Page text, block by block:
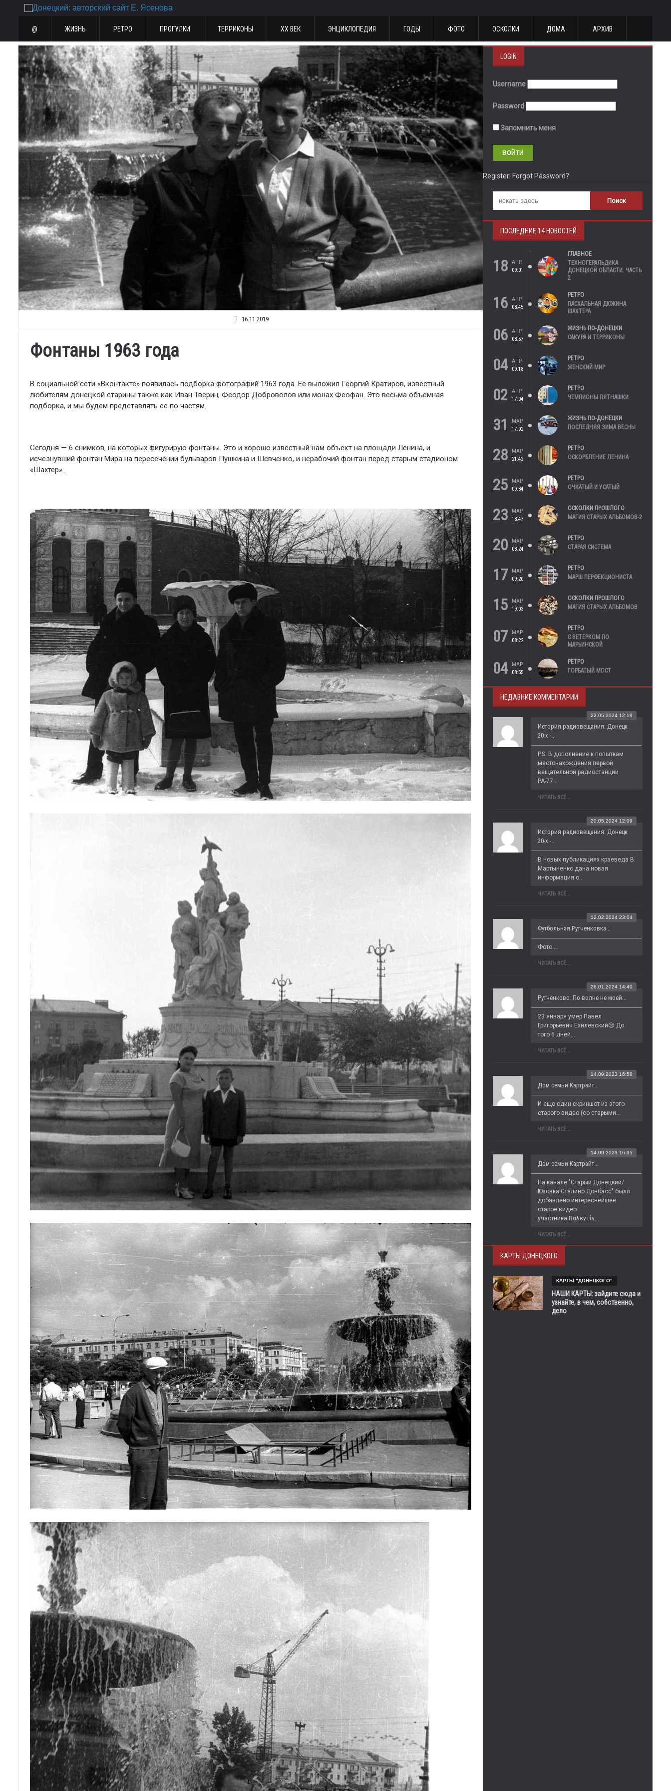
@ ЖИЗНЬ РЕТРО ПРОГУЛКИ ТЕРРИКОНЫ ХХ ВЕК ЭНЦИКЛОПЕДИЯ ГОДЫ ФОТО ОСКОЛКИ ДОМА АРХИВ
16.11.2019
Фонтаны 1963 года
В социальной сети «Вконтакте» появилась подборка фотографий 1963 года. Ее выложил Георгий Кратиров, известный
любителям донецкой старины также как Иван Тверин, Феодор Доброволов или монах Феофан. Это весьма объемная
подборка, и мы будем представлять ее по частям.
Сегодня — 6 снимков, на которых фигурирую фонтаны. Это и хорошо известный нам объект на площади Ленина, и
исчезнувший фонтан Мира на пересечении бульваров Пушкина и Шевченко, и нерабочий фонтан перед старым стадионом
«Шахтер»…
LOGIN
Username
Password
Запомнить меня
Register Forgot Password?
ПОСЛЕДНИЕ 14 НОВОСТЕЙ
18
АПР
09:01
ГЛАВНОЕ
ТЕХНОГЕРАЛЬДИКА
ДОНЕЦКОЙ ОБЛАСТИ. ЧАСТЬ
2
16
АПР
08:45
РЕТРО
ПАСХАЛЬНАЯ ДЮЖИНА
ШАХТЕРА
06
АПР
08:57
ЖИЗНЬ ПО-ДОНЕЦКИ
САКУРА И ТЕРРИКОНЫ
04
АПР
09:18
РЕТРО
ЖЕНСКИЙ МИР
02
АПР
17:04
РЕТРО
ЧЕМПИОНЫ ПЯТНАШКИ
31
МАР
17:02
ЖИЗНЬ ПО-ДОНЕЦКИ
ПОСЛЕДНЯЯ ЗИМА ВЕСНЫ
28
МАР
21:42
РЕТРО
ОСКОРБЛЕНИЕ ЛЕНИНА
25
МАР
09:34
РЕТРО
ОЧКАТЫЙ И УСАТЫЙ
23
МАР
18:47
ОСКОЛКИ ПРОШЛОГО
МАГИЯ СТАРЫХ АЛЬБОМОВ-2
20
МАР
08:24
РЕТРО
СТАРАЯ СИСТЕМА
17
МАР
09:20
РЕТРО
МАРШ ПЕРФЕКЦИОНИСТА
15
МАР
19:03
ОСКОЛКИ ПРОШЛОГО
МАГИЯ СТАРЫХ АЛЬБОМОВ
07
МАР
08:22
РЕТРО
С ВЕТЕРКОМ ПО
МАРЬИНСКОЙ
04
МАР
08:55
РЕТРО
ГОРБАТЫЙ МОСТ
НЕДАВНИЕ КОММЕНТАРИИ
История радиовещания: Донецк
20-х -...
22.05.2024 12:19
P.S. В дополнение к попыткам
местонахождения первой
вещательной радиостанции
РА-77...
ЧИТАТЬ ВСЁ...
История радиовещания: Донецк
20-х -...
20.05.2024 12:09
В новых публикациях краеведа В.
Мартыненко дана новая
информация о...
ЧИТАТЬ ВСЁ...
Футбольная Рутченковка...
12.02.2024 23:04
Фото:...
ЧИТАТЬ ВСЁ...
Рутченково. По волне не моей...
26.01.2024 14:40
23 января умер Павел
Григорьевич Ехилевский😢 До
того 6 дней...
ЧИТАТЬ ВСЁ...
Дом семьи Картрайт...
14.09.2023 16:58
И еще один скриншот из этого
старого видео (со старыми...
ЧИТАТЬ ВСЁ...
Дом семьи Картрайт...
14.09.2023 16:35
На канале "Старый Донецкий/
Юзовка.Сталино.Донбасс" было
добавлено интереснейшее
старое видео
участника Βαλεντίν...
ЧИТАТЬ ВСЁ...
КАРТЫ ДОНЕЦКОГО
КАРТЫ "ДОНЕЦКОГО"
НАШИ КАРТЫ: зайдите сюда и
узнайте, в чем, собственно,
дело